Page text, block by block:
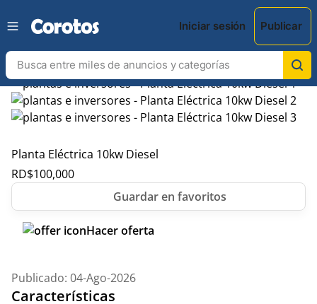
Iniciar sesión Publicar
Planta Eléctrica 10kw Diesel
RD$100,000
Hacer oferta
Publicado: 04-Ago-2026
Características